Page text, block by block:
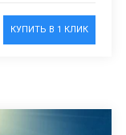
КУПИТЬ В 1 КЛИК